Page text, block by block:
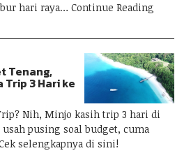
hari raya
Continue Reading
Tenang,
Trip 3 Hari ke
Nih, Minjo kasih trip 3 hari di
usah pusing soal budget, cuma
selengkapnya di sini!